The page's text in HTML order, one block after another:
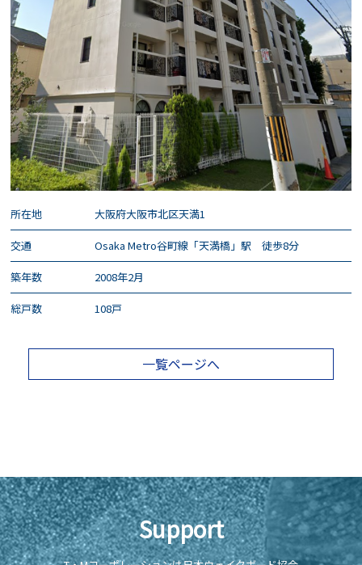
所在地 大阪府大阪市北区天満1
交通 Osaka Metro谷町線「天満橋」駅 徒歩8分
築年数 2008年2月
総戸数 108戸
一覧ページへ
Support